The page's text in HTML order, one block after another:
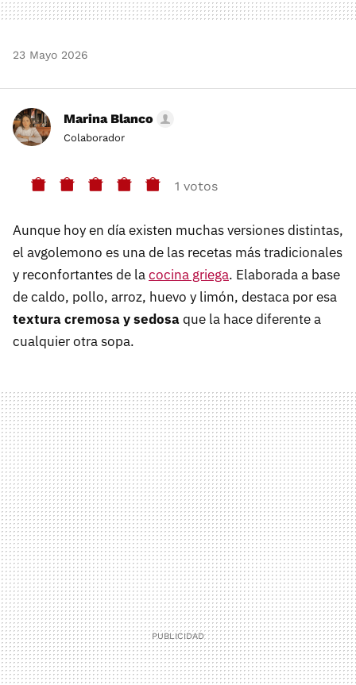
23 Mayo 2026
Marina Blanco
Colaborador
1 votos
Aunque hoy en día existen muchas versiones distintas,
el avgolemono es una de las recetas más tradicionales
y reconfortantes de lacocina griega. Elaborada a base
de caldo, pollo, arroz, huevo y limón, destaca por esa
textura cremosa y sedosaque la hace diferente a
cualquier otra sopa.